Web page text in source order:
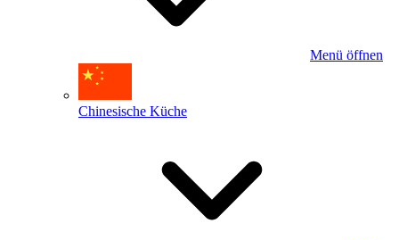
Menü öffnen
Chinesische Küche